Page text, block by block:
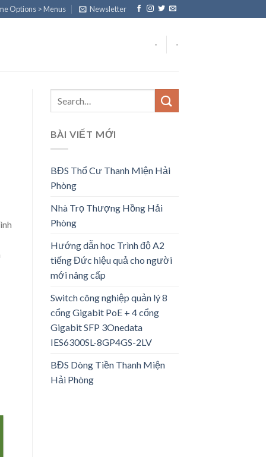
Options > Menus Newsletter
- -
BÀI VIẾT MỚI
BĐS Thổ Cư Thanh Miện Hải
Phòng
Nhà Trọ Thượng Hồng Hải
Phòng
Hướng dẫn học Trình độ A2
tiếng Đức hiệu quả cho người
mới nâng cấp
Switch công nghiệp quản lý 8
cổng Gigabit PoE + 4 cổng
Gigabit SFP 3Onedata
IES6300SL-8GP4GS-2LV
BĐS Dòng Tiền Thanh Miện
Hải Phòng